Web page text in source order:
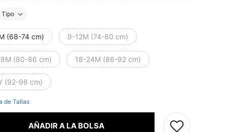
Tipo
(68-74 cm) 9-12M (74-80 cm)
(80-86 cm) 18-24M (86-92 cm)
(92-98 cm)
de Tallas
AÑADIR A LA BOLSA